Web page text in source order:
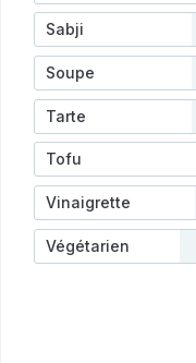
Sabji
Soupe
Tarte
Tofu
Vinaigrette
Végétarien